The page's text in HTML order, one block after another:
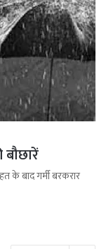
के बाद गर्मी बरकरार